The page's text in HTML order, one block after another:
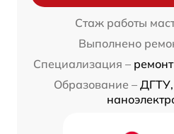
Стаж работы
Выполнено
Специализация –
Образование – ДГТУ,